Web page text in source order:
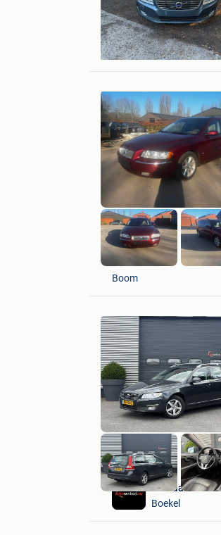
Axma Axma
Kortemark
KI.CITYCARS
Boom
Autoaanbod.nu
Boekel